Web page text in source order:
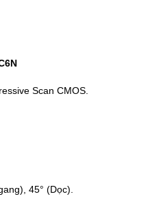
Scan CMOS.
45° (Dọc).